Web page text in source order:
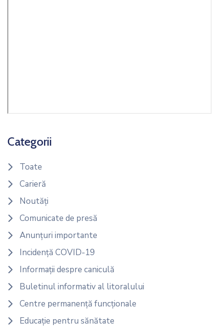
Categorii
Toate
Carieră
Noutăți
Comunicate de presă
Anunțuri importante
Incidență COVID-19
Informații despre caniculă
Buletinul informativ al litoralului
Centre permanență funcționale
Educație pentru sănătate